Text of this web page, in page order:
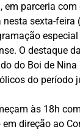
em parceria
nesta sexta-feira
O destaque
do Boi de Nina
do período
às 18h
em direção ao